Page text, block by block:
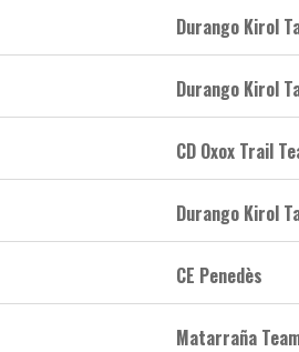
Durango Kirol
Durango Kirol
CD Oxox Trail
Durango Kirol
CE Penedès
Matarraña